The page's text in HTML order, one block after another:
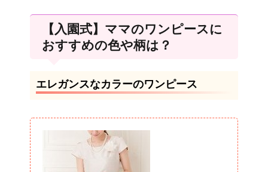
【入園式】ママのワンピースに
おすすめの色や柄は？
エレガンスなカラーのワンピース